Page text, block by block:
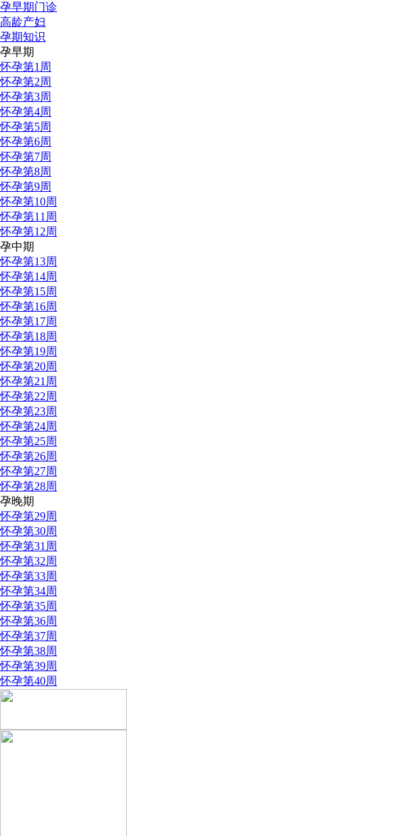
孕早期门诊
高龄产妇
孕期知识
孕早期
怀孕第1周
怀孕第2周
怀孕第3周
怀孕第4周
怀孕第5周
怀孕第6周
怀孕第7周
怀孕第8周
怀孕第9周
怀孕第10周
怀孕第11周
怀孕第12周
孕中期
怀孕第13周
怀孕第14周
怀孕第15周
怀孕第16周
怀孕第17周
怀孕第18周
怀孕第19周
怀孕第20周
怀孕第21周
怀孕第22周
怀孕第23周
怀孕第24周
怀孕第25周
怀孕第26周
怀孕第27周
怀孕第28周
孕晚期
怀孕第29周
怀孕第30周
怀孕第31周
怀孕第32周
怀孕第33周
怀孕第34周
怀孕第35周
怀孕第36周
怀孕第37周
怀孕第38周
怀孕第39周
怀孕第40周